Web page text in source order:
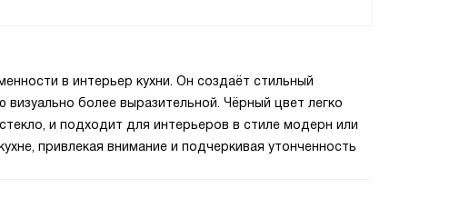
в интерьер кухни. Он создаёт стильный
более выразительной. Чёрный цвет легко
и подходит для интерьеров в стиле модерн или
привлекая внимание и подчеркивая утонченность